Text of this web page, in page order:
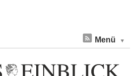
Menü